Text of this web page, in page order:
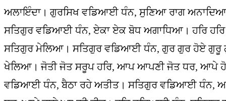
ਅਲਾਇੰਦਾ। ਗੁਰਸਿਖ ਵਡਿਆਈ ਧੰਨ, ਸੁਣਿਆ ਰਾਗ
ਸਤਿਗੁਰ ਵਡਿਆਈ ਧੰਨ, ਏਕਾ ਏਕ ਬੋਧ ਅਗਾਧਿਆ। ਹਰਿ
ਸਤਿਗੁਰ ਮੇਲਿਆ। ਸਤਿਗੁਰ ਵਡਿਆਈ ਧੰਨ, ਗੁਰ ਗੁਰ ਹੋਏ
ਖੇਲਿਆ। ਜੋਤੀ ਜੋਤ ਸਰੂਪ ਹਰਿ, ਆਪ ਆਪਣੀ ਜੋਤ ਧਰ, ਆਪੇ
ਵਡਿਆਈ ਧੰਨ, ਬੈਠਾ ਰਹੇ ਅਤੀਤ। ਸਤਿਗੁਰ ਵਡਿਆਈ ਧੰਨ,